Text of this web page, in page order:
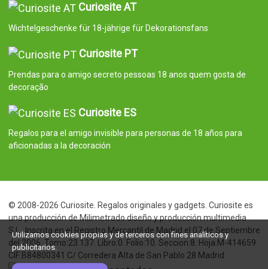
Curiosite AT
Wichtelgeschenke für 18-jährige für Dekorationsfans
Curiosite PT
Prendas para o amigo secreto pessoas 18 anos quem gosta de
decoração
Curiosite ES
Regalos para el amigo invisible para personas de 18 años para
aficionadas a la decoración
© 2008-2026 Curiosite. Regalos originales y gadgets. Curiosite es
una producción de Milimetrado diseño y producción multimedia
S.L.. Inscrita en el Registro Mercantil de Madrid el 07 de Septiembre
del 2006. Tomo:23.137. Libro:0. Folio:10. Seccion:8. Hoja:M-414659
CIF:B84800341 C/ Corredera Alta de San Pablo 28 Madrid
Utilizamos cookies propias y de terceros con fines analíticos y
publicitarios.